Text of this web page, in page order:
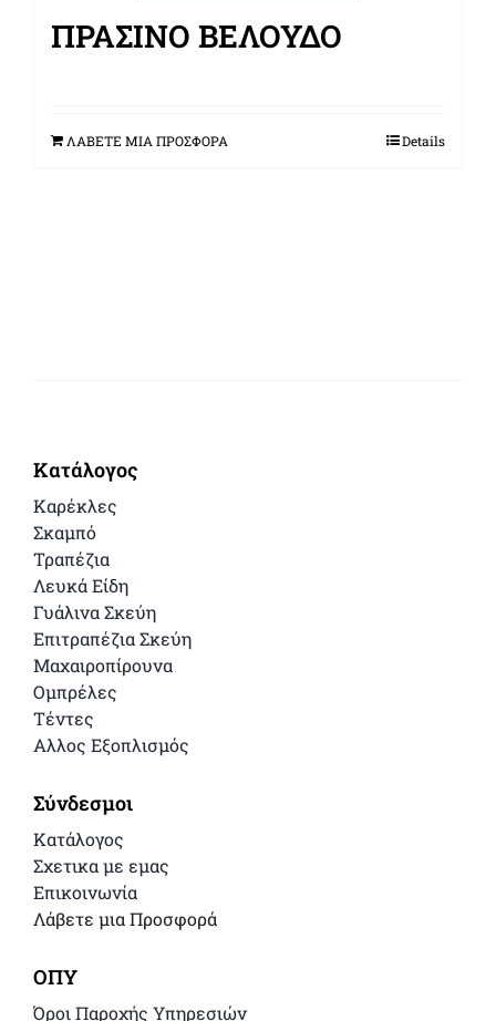
ΠΡΆΣΙΝΟ ΒΕΛΟΎΔΟ
ΛΑΒΕΤΕ ΜΙΑ ΠΡΟΣΦΟΡΑ Details
Κατάλογος
Καρέκλες
Σκαμπό
Τραπέζια
Λευκά Είδη
Γυάλινα Σκεύη
Επιτραπέζια Σκεύη
Μαχαιροπίρουνα
Ομπρέλες
Τέντες
Αλλος Εξοπλισμός
Σύνδεσμοι
Κατάλογος
Σχετικα με εμας
Επικοινωνία
Λάβετε μια Προσφορά
ΟΠΥ
Όροι Παροχής Υπηρεσιών